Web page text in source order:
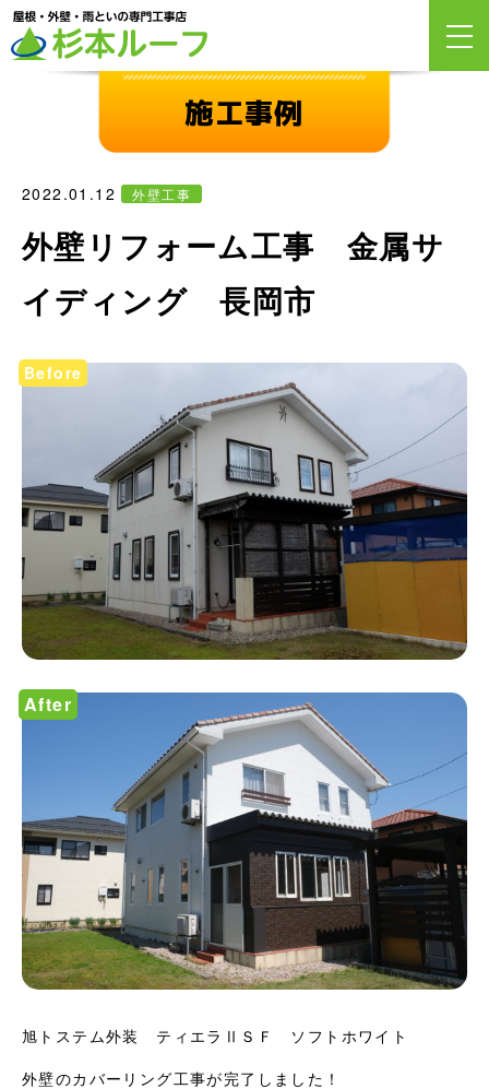
施工事例
2022.01.12 外壁工事
外壁リフォーム工事 金属サ
イディング 長岡市
旭トステム外装 ティエラⅡＳＦ ソフトホワイト
外壁のカバーリング工事が完了しました！